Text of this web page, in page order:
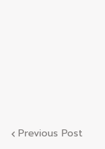
Previous Post